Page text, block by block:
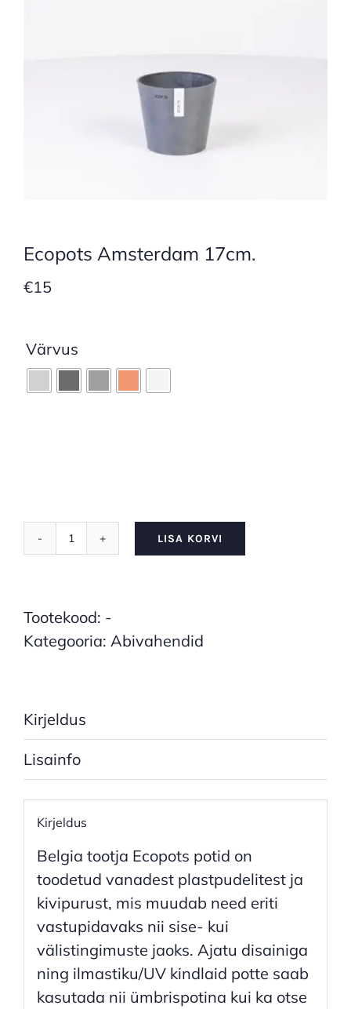
Ecopots Amsterdam 17cm.
€15
Värvus
Ecopots
kogus
LISA KORVI
Tootekood: -
Kategooria: Abivahendid
Kirjeldus
Lisainfo
Kirjeldus
Belgia tootja Ecopots potid on
toodetud vanadest plastpudelitest ja
kivipurust, mis muudab need eriti
vastupidavaks nii sise- kui
välistingimuste jaoks. Ajatu disainiga
ning ilmastiku/UV kindlaid potte saab
kasutada nii ümbrispotina kui ka otse